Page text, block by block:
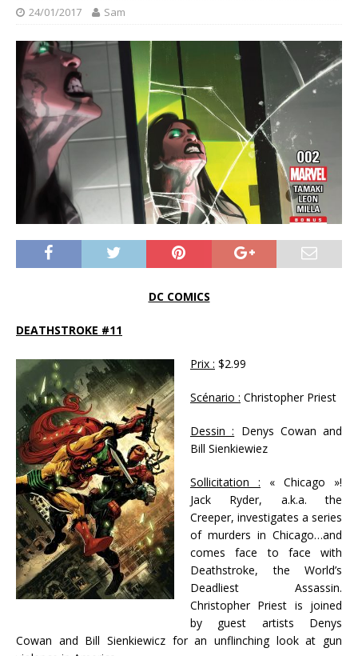
24/01/2017 Sam
DC COMICS
DEATHSTROKE #11
Prix : $2.99
Scénario : Christopher Priest
Dessin : Denys Cowan and
Bill Sienkiewiez
Sollicitation : « Chicago »!
Jack Ryder, a.k.a. the
Creeper, investigates a series
of murders in Chicago…and
comes face to face with
Deathstroke, the World’s
Deadliest Assassin.
Christopher Priest is joined
by guest artists Denys
Cowan and Bill Sienkiewicz for an unflinching look at gun